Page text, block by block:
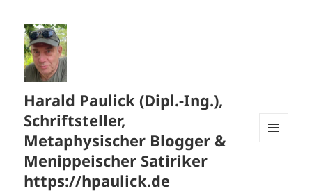
Harald Paulick (Dipl.-Ing.),
Schriftsteller,
Metaphysischer Blogger &
Menippeischer Satiriker
https://hpaulick.de